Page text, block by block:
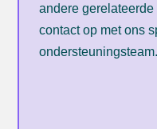
andere
contact op met ons
ondersteuningsteam.